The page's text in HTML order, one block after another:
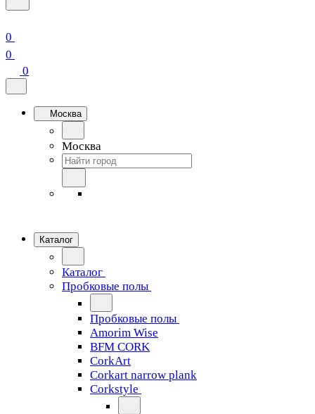
0
0
0
Москва
Москва
Каталог
Каталог
Пробковые полы
Пробковые полы
Amorim Wise
BFM CORK
CorkArt
Corkart narrow plank
Corkstyle